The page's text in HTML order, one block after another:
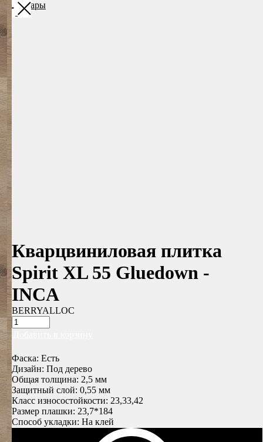
Все товары
Кварцвиниловая плитка
Spirit XL 55 Gluedown -
INCA
BERRYALLOC
Фаска: Есть
Дизайн: Под дерево
Общая толщина: 2,5 мм
Защитный слой: 0,55 мм
Класс износостойкости: 23,33,42
Размер плашки: 23,7*184
Способ укладки: На клей